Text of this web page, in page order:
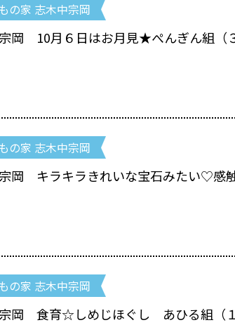
の家 志木中宗岡
岡 10月６日はお月見★ぺんぎん組（
の家 志木中宗岡
岡 キラキラきれいな宝石みたい♡感
の家 志木中宗岡
宗岡 食育☆しめじほぐし あひる組（